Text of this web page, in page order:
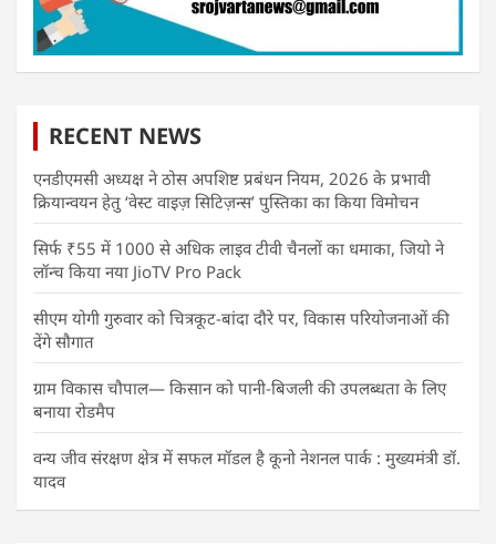
RECENT NEWS
एनडीएमसी अध्यक्ष ने ठोस अपशिष्ट प्रबंधन नियम, 2026 के प्रभावी
क्रियान्वयन हेतु ‘वेस्ट वाइज़ सिटिज़न्स’ पुस्तिका का किया विमोचन
सिर्फ ₹55 में 1000 से अधिक लाइव टीवी चैनलों का धमाका, जियो ने
लॉन्च किया नया JioTV Pro Pack
सीएम योगी गुरुवार को चित्रकूट-बांदा दौरे पर, विकास परियोजनाओं की
देंगे सौगात
ग्राम विकास चौपाल— किसान को पानी-बिजली की उपलब्धता के लिए
बनाया रोडमैप
वन्य जीव संरक्षण क्षेत्र में सफल मॉडल है कूनो नेशनल पार्क : मुख्यमंत्री डॉ.
यादव